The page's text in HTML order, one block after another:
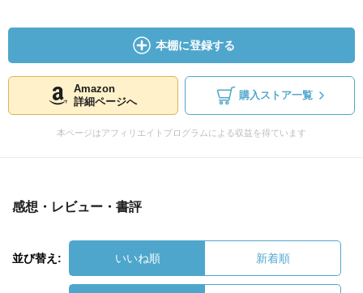
本棚に登録する
Amazon
詳細ページへ
購入ストア一覧
本ページはアフィリエイトプログラムによる収益を得ています
感想・レビュー・書評
並び替え: いいね順 新着順